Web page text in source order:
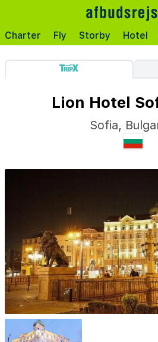
Charter Fly Storby Hotel
Lion Hotel
Sofia,